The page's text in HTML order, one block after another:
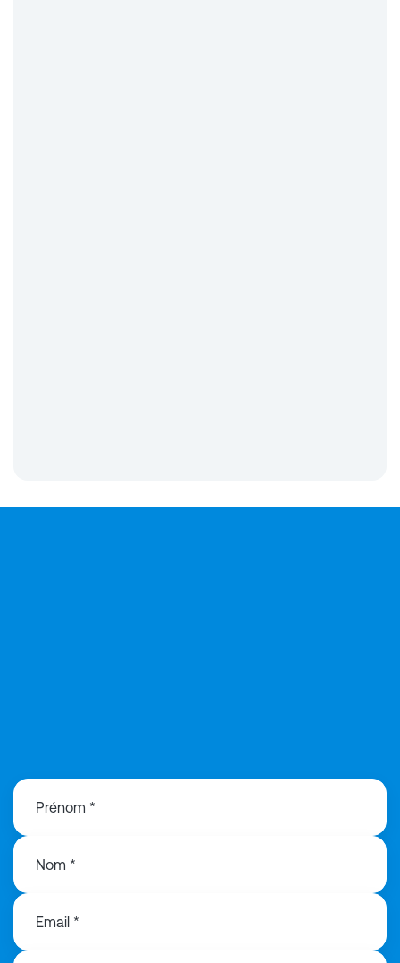
Prénom *
Nom *
Email *